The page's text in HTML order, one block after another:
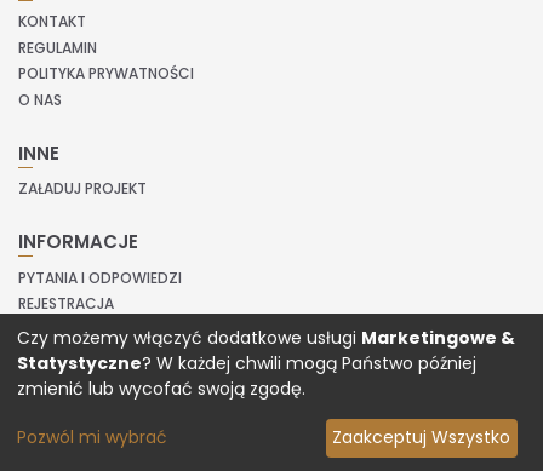
KONTAKT
REGULAMIN
POLITYKA PRYWATNOŚCI
O NAS
INNE
ZAŁADUJ PROJEKT
INFORMACJE
PYTANIA I ODPOWIEDZI
REJESTRACJA
LOGOWANIE
Copyright © 2020 Prinvit.
Czy możemy włączyć dodatkowe usługi Marketingowe &
Statystyczne? W każdej chwili mogą Państwo później
zmienić lub wycofać swoją zgodę.
Pozwól mi wybrać Zaakceptuj Wszystko